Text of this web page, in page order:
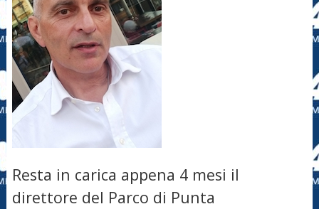
Resta in carica appena 4 mesi il
direttore del Parco di Punta